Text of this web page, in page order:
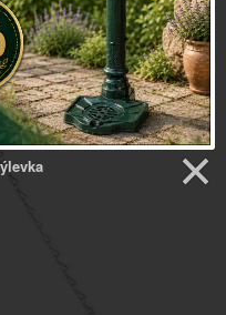
kuchyně-> Závěsný